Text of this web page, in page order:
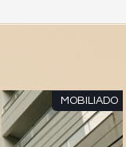
MOBILIADO